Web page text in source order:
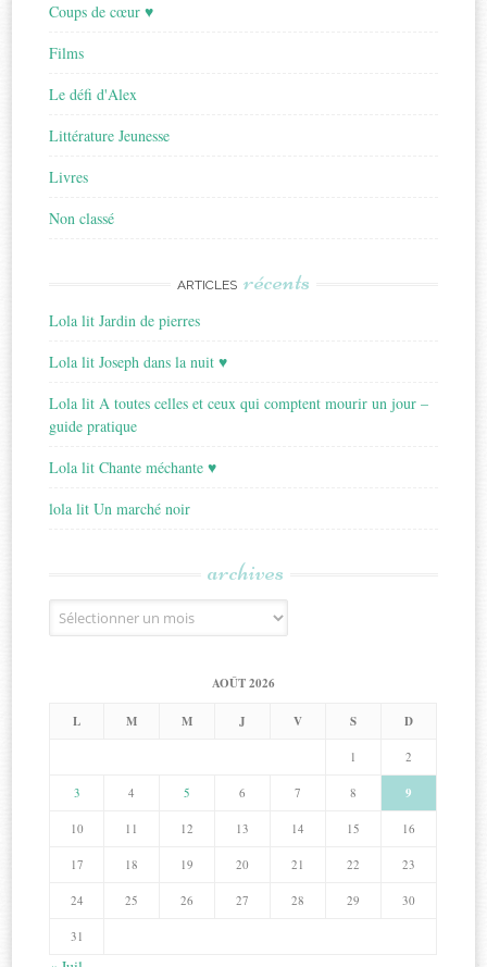
Coups de cœur ♥
Films
Le défi d'Alex
Littérature Jeunesse
Livres
Non classé
ARTICLES récents
Lola lit Jardin de pierres
Lola lit Joseph dans la nuit ♥
Lola lit A toutes celles et ceux qui comptent mourir un jour –
guide pratique
Lola lit Chante méchante ♥
lola lit Un marché noir
archives
Archives
AOÛT 2026
L M M J V S D
1 2
3 4 5 6 7 8 9
10 11 12 13 14 15 16
17 18 19 20 21 22 23
24 25 26 27 28 29 30
31